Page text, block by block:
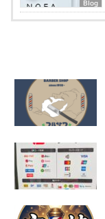
Blog